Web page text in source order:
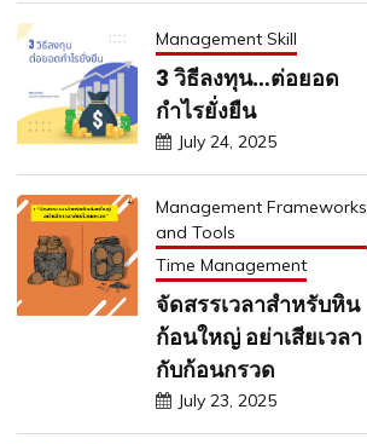
Management Skill
3 วิธีลงทุน…ต่อยอด
กำไรยั่งยืน
July 24, 2025
Management Frameworks
and Tools
Time Management
จัดสรรเวลาสำหรับหิน
ก้อนใหญ่ อย่าเสียเวลา
กับก้อนกรวด
July 23, 2025